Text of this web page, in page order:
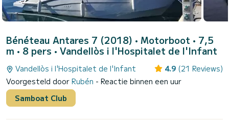
Bénéteau Antares 7 (2018) • Motorboot • 7,5
m • 8 pers • Vandellòs i l'Hospitalet de l'Infant
Vandellòs i l'Hospitalet de l'Infant 4.9 (21 Reviews)
Voorgesteld door Rubén - Reactie binnen een uur
Samboat Club